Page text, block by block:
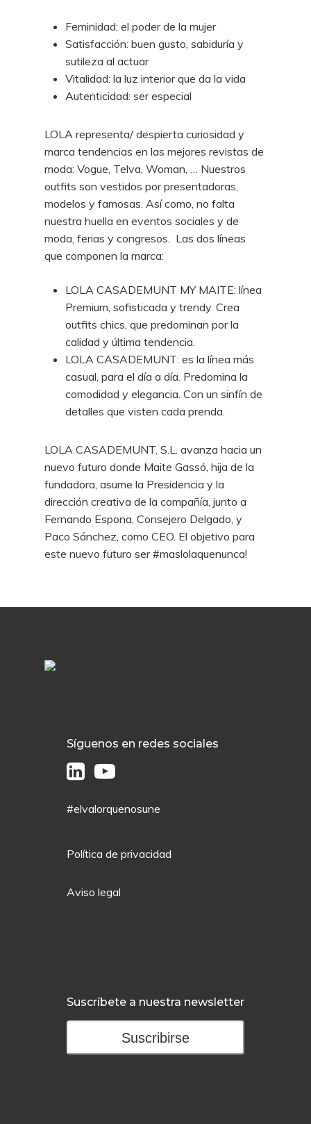
Feminidad: el poder de la mujer
Satisfacción: buen gusto, sabiduría y
sutileza al actuar
Vitalidad: la luz interior que da la vida
Autenticidad: ser especial
LOLA representa/ despierta curiosidad y
marca tendencias en las mejores revistas de
moda: Vogue, Telva, Woman, … Nuestros
outfits son vestidos por presentadoras,
modelos y famosas. Así como, no falta
nuestra huella en eventos sociales y de
moda, ferias y congresos. Las dos líneas
que componen la marca:
LOLA CASADEMUNT MY MAITE: línea
Premium, sofisticada y trendy. Crea
outfits chics, que predominan por la
calidad y última tendencia.
LOLA CASADEMUNT: es la línea más
casual, para el día a día. Predomina la
comodidad y elegancia. Con un sinfín de
detalles que visten cada prenda.
LOLA CASADEMUNT, S.L. avanza hacia un
nuevo futuro donde Maite Gassó, hija de la
fundadora, asume la Presidencia y la
dirección creativa de la compañía, junto a
Fernando Espona, Consejero Delgado, y
Paco Sánchez, como CEO. El objetivo para
este nuevo futuro ser #maslolaquenunca!
Síguenos en redes sociales
#elvalorquenosune
Política de privacidad
Aviso legal
Suscríbete a nuestra newsletter
Suscribirse